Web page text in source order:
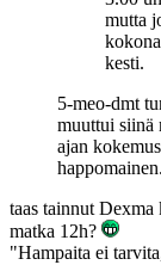
mutta
kesti.
5-meo-dmt
muuttui siinä
ajan
happomainen.
taas tainnut Dexma
matka 12h?
"Hampaita ei